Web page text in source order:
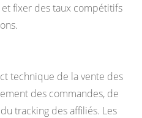
fixer des taux compétitifs
technique de la vente des
des commandes, de
tracking des affiliés. Les